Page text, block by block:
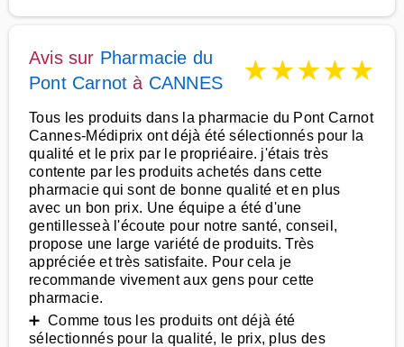
Avis sur Pharmacie du
Pont Carnot à CANNES ★★★★★
Tous les produits dans la pharmacie du Pont Carnot
Cannes-Médiprix ont déjà été sélectionnés pour la
qualité et le prix par le propriéaire. j'étais très
contente par les produits achetés dans cette
pharmacie qui sont de bonne qualité et en plus
avec un bon prix. Une équipe a été d'une
gentillesseà l'écoute pour notre santé, conseil,
propose une large variété de produits. Très
appréciée et très satisfaite. Pour cela je
recommande vivement aux gens pour cette
pharmacie.
➕ Comme tous les produits ont déjà été
sélectionnés pour la qualité, le prix, plus des